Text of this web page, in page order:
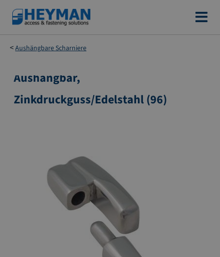
Zum
Inhalt
springen
Aushängbare Scharniere
Zum
der
Aushängbar,
Zinkdruckguss/Edelstahl (96)